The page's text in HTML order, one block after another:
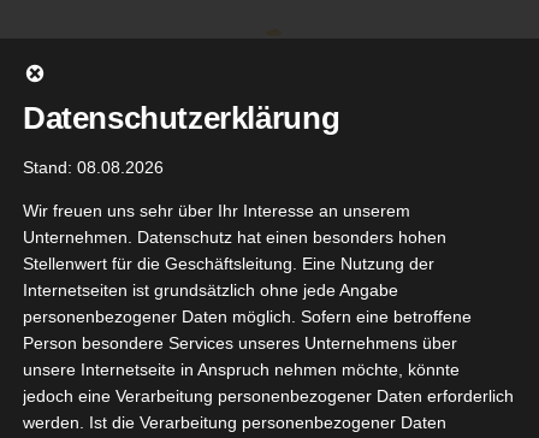
springen
Gehe zu ...
Datenschutzerklärung
Stand: 08.08.2026
Wir freuen uns sehr über Ihr Interesse an unserem
Unternehmen. Datenschutz hat einen besonders hohen
Stellenwert für die Geschäftsleitung. Eine Nutzung der
Internetseiten ist grundsätzlich ohne jede Angabe
personenbezogener Daten möglich. Sofern eine betroffene
Person besondere Services unseres Unternehmens über
unsere Internetseite in Anspruch nehmen möchte, könnte
jedoch eine Verarbeitung personenbezogener Daten erforderlich
werden. Ist die Verarbeitung personenbezogener Daten